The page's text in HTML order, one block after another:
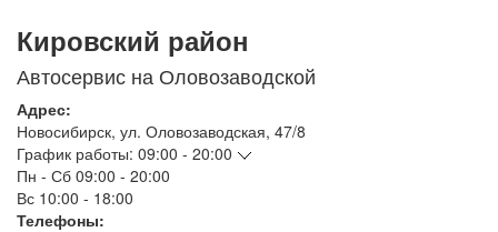
Кировский район
Автосервис на Оловозаводской
Адрес:
Новосибирск, ул. Оловозаводская, 47/8
График работы: 09:00 - 20:00
Пн - Сб 09:00 - 20:00
Вс 10:00 - 18:00
Телефоны: